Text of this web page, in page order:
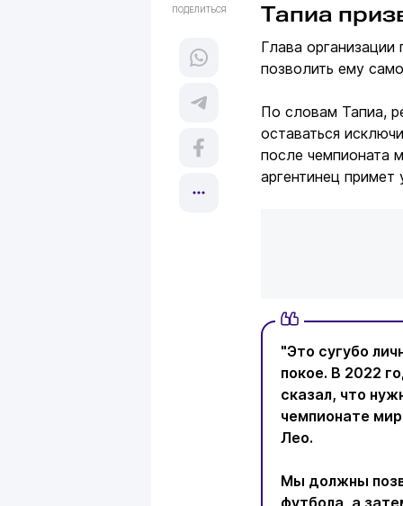
ПОДЕЛИТЬСЯ Тапиа
Глава организации
позволить ему
По словам Тапиа,
оставаться
после чемпионата
аргентинец
"Это сугубо
покое. В 2022
сказал, что
чемпионате
Лео.
Мы должны
футбола, а